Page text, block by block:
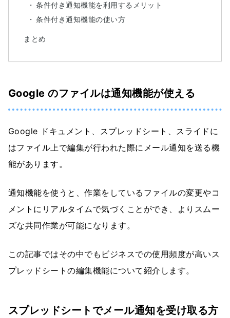
条件付き通知機能を利用するメリット
条件付き通知機能の使い方
まとめ
Google のファイルは通知機能が使える
Google ドキュメント、スプレッドシート、スライドに
はファイル上で編集が行われた際にメール通知を送る機
能があります。
通知機能を使うと、作業をしているファイルの変更やコ
メントにリアルタイムで気づくことができ、よりスムー
ズな共同作業が可能になります。
この記事ではその中でもビジネスでの使用頻度が高いス
プレッドシートの編集機能について紹介します。
スプレッドシートでメール通知を受け取る方